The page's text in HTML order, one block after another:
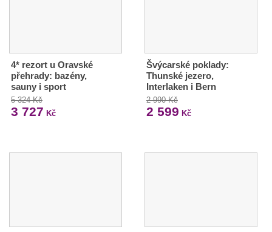
4* rezort u Oravské
přehrady: bazény,
sauny i sport
5 324 Kč
3 727 Kč
Švýcarské poklady:
Thunské jezero,
Interlaken i Bern
2 990 Kč
2 599 Kč